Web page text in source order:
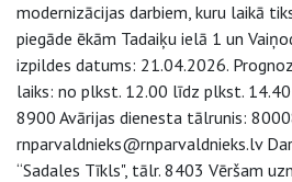
modernizācijas darbiem, kuru laikā
piegāde ēkām Tadaiķu ielā 1 un
izpildes datums: 21.04.2026.
laiks: no plkst. 12.00 līdz plkst.
8900 Avārijas dienesta tālrunis:
rnparvaldnieks@rnparvaldnieks.lv
“Sadales Tīkls", tālr. 8403 Vēršam